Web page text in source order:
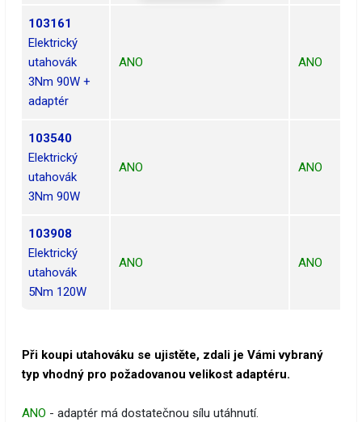
103161
Elektrický
utahovák
3Nm 90W +
adaptér
ANO ANO
103540
Elektrický
utahovák
3Nm 90W
ANO ANO
103908
Elektrický
utahovák
5Nm 120W
ANO ANO
Při koupi utahováku se ujistěte, zdali je Vámi vybraný
typ vhodný pro požadovanou velikost adaptéru.
ANO - adaptér má dostatečnou sílu utáhnutí.